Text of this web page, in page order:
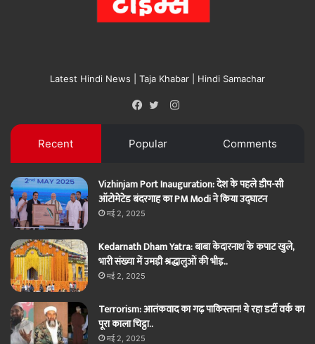
Latest Hindi News | Taja Khabar | Hindi Samachar
Instagram
Recent Popular Comments
Vizhinjam Port Inauguration: देश के पहले डीप-सी
ऑटोमेटेड बंदरगाह का PM Modi ने किया उद्घाटन
मई 2, 2025
Kedarnath Dham Yatra: बाबा केदारनाथ के कपाट खुले,
भारी संख्या में उमड़ी श्रद्धालुओं की भीड़..
मई 2, 2025
Terrorism: आतंकवाद का गढ़ पाकिस्तान! ये रहा डर्टी वर्क का
पूरा काला चिट्ठा..
मई 2, 2025